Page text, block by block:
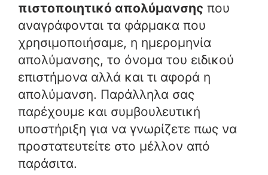
πιστοποιητικό απολύμανσης που
αναγράφονται τα φάρμακα που
χρησιμοποιήσαμε, η ημερομηνία
απολύμανσης, το όνομα του ειδικού
επιστήμονα αλλά και τι αφορά η
απολύμανση. Παράλληλα σας
παρέχουμε και συμβουλευτική
υποστήριξη για να γνωρίζετε πως να
προστατευτείτε στο μέλλον από
παράσιτα.